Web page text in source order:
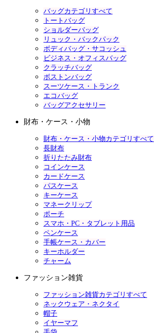
バッグカテゴリすべて
トートバッグ
ショルダーバッグ
リュック・バックパック
ボディバッグ・サコッシュ
ビジネス・オフィスバッグ
クラッチバッグ
ボストンバッグ
スーツケース・トランク
エコバッグ
バッグアクセサリー
財布・ケース・小物
財布・ケース・小物カテゴリすべて
長財布
折りたたみ財布
コインケース
カードケース
パスケース
キーケース
マネークリップ
ポーチ
スマホ・PC・タブレット用品
ペンケース
手帳ケース・カバー
キーホルダー
チャーム
ファッション雑貨
ファッション雑貨カテゴリすべて
ネックウェア・ネクタイ
帽子
イヤーマフ